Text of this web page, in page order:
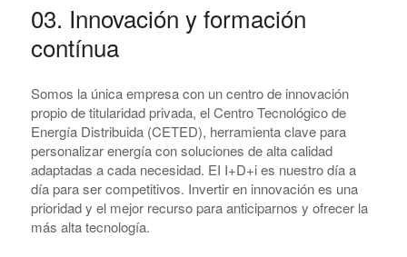
03. Innovación y formación
contínua
Somos la única empresa con un centro de innovación
propio de titularidad privada, el Centro Tecnológico de
Energía Distribuida (CETED), herramienta clave para
personalizar energía con soluciones de alta calidad
adaptadas a cada necesidad. EI I+D+i es nuestro día a
día para ser competitivos. Invertir en innovación es una
prioridad y el mejor recurso para anticiparnos y ofrecer la
más alta tecnología.